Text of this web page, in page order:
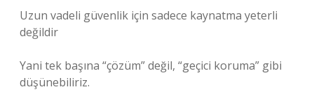
Uzun vadeli güvenlik için sadece kaynatma yeterli
değildir
Yani tek başına “çözüm” değil, “geçici koruma” gibi
düşünebiliriz.